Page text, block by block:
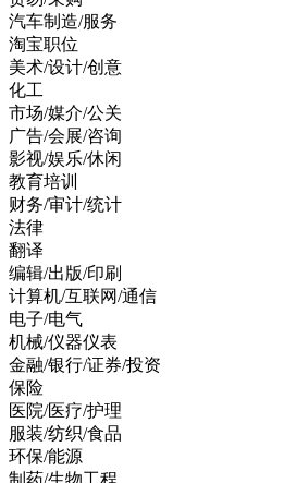
汽车制造/服务
淘宝职位
美术/设计/创意
化工
市场/媒介/公关
广告/会展/咨询
影视/娱乐/休闲
教育培训
财务/审计/统计
法律
翻译
编辑/出版/印刷
计算机/互联网/通信
电子/电气
机械/仪器仪表
金融/银行/证券/投资
保险
医院/医疗/护理
服装/纺织/食品
环保/能源
制药/生物工程